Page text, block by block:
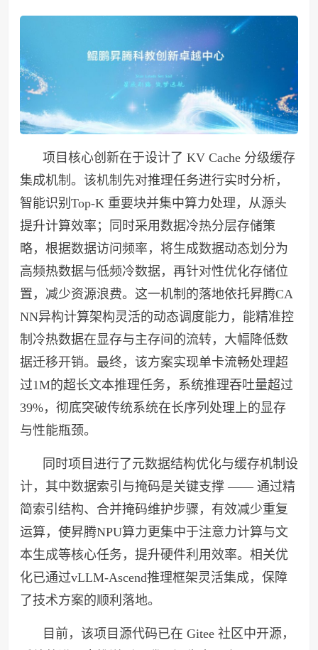
项目核心创新在于设计了 KV Cache 分级缓存
集成机制。该机制先对推理任务进行实时分析，
智能识别Top-K 重要块并集中算力处理，从源头
提升计算效率；同时采用数据冷热分层存储策
略，根据数据访问频率，将生成数据动态划分为
高频热数据与低频冷数据，再针对性优化存储位
置，减少资源浪费。这一机制的落地依托昇腾CA
NN异构计算架构灵活的动态调度能力，能精准控
制冷热数据在显存与主存间的流转，大幅降低数
据迁移开销。最终，该方案实现单卡流畅处理超
过1M的超长文本推理任务，系统推理吞吐量超过
39%，彻底突破传统系统在长序列处理上的显存
与性能瓶颈。
同时项目进行了元数据结构优化与缓存机制设
计，其中数据索引与掩码是关键支撑 —— 通过精
简索引结构、合并掩码维护步骤，有效减少重复
运算，使昇腾NPU算力更集中于注意力计算与文
本生成等核心任务，提升硬件利用效率。相关优
化已通过vLLM-Ascend推理框架灵活集成，保障
了技术方案的顺利落地。
目前，该项目源代码已在 Gitee 社区中开源，